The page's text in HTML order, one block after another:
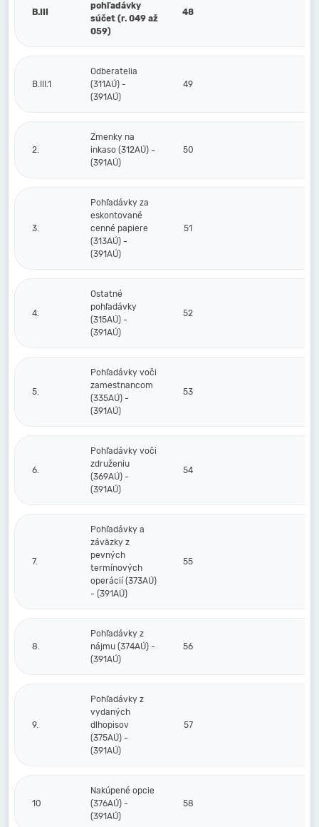
B.III
pohľadávky
súčet (r. 049 až
059)
48
B.III.1
Odberatelia
(311AÚ) -
(391AÚ)
49
2.
Zmenky na
inkaso (312AÚ) -
(391AÚ)
50
3.
Pohľadávky za
eskontované
cenné papiere
(313AÚ) -
(391AÚ)
51
4.
Ostatné
pohľadávky
(315AÚ) -
(391AÚ)
52
5.
Pohľadávky voči
zamestnancom
(335AÚ) -
(391AÚ)
53
6.
Pohľadávky voči
združeniu
(369AÚ) -
(391AÚ)
54
7.
Pohľadávky a
záväzky z
pevných
termínových
operácií (373AÚ)
- (391AÚ)
55
8.
Pohľadávky z
nájmu (374AÚ) -
(391AÚ)
56
9.
Pohľadávky z
vydaných
dlhopisov
(375AÚ) -
(391AÚ)
57
10
Nakúpené opcie
(376AÚ) -
(391AÚ)
58